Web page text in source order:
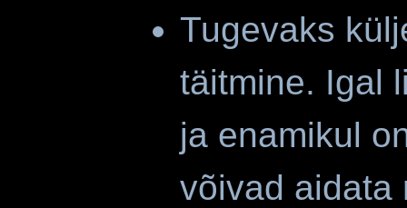
Tugevaks
täitmine. Igal
ja enamikul
võivad aidata